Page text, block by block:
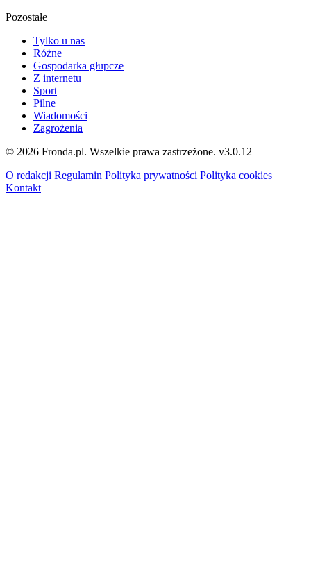
Pozostałe
Tylko u nas
Różne
Gospodarka głupcze
Z internetu
Sport
Pilne
Wiadomości
Zagrożenia
© 2026 Fronda.pl. Wszelkie prawa zastrzeżone. v3.0.12
O redakcji Regulamin Polityka prywatności Polityka cookies
Kontakt